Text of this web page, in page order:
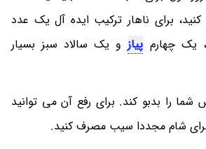
برای ناهار ترکیب ایده آل یک عدد
یک چهارم پیاز و یک سالاد سبز بسیار
را بدبو کند. برای رفع آن می توانید
شام مجددا سیب مصرف کنید.